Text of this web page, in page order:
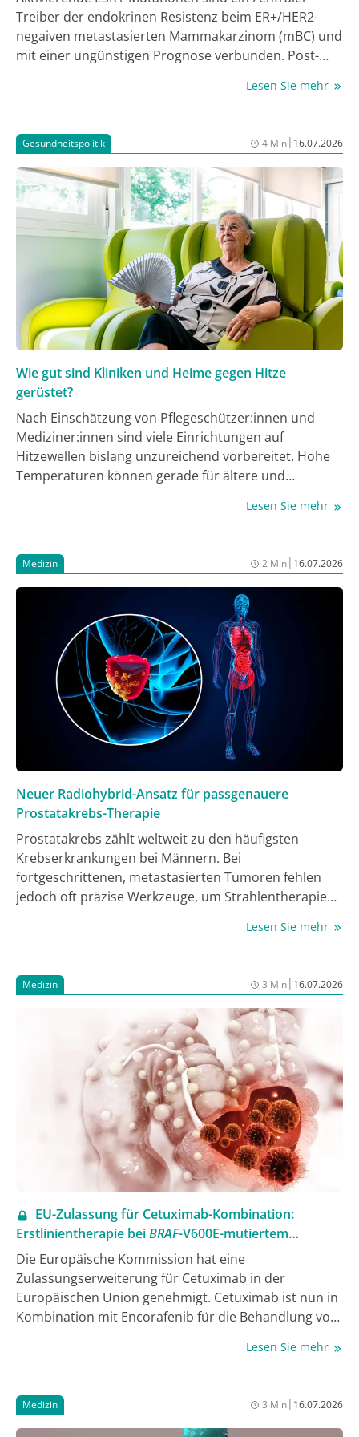
Treiber der endokrinen Resistenz beim ER+/HER2-
negaiven metastasierten Mammakarzinom (mBC) und
mit einer ungünstigen Prognose verbunden. Post-
Real-World-Daten untermauern den klinischen
Mutationen und heben die Bedeutung einer präzisen
Mutationsdiagnostik hervor.
Lesen Sie mehr
Gesundheitspolitik 4 Min| 16.07.2026
Wie gut sind Kliniken und Heime gegen Hitze
gerüstet?
Nach Einschätzung von Pflegeschützer:innen und
Mediziner:innen sind viele Einrichtungen auf
Hitzewellen bislang unzureichend vorbereitet. Hohe
Temperaturen können gerade für ältere und
werden. Bei der Hitzephase im Juni sind nach
Menschen an den Folgen der hohen Temperaturen
gestorben, vor allem ältere. Das ist deutlich mehr als
es in den drei Vorjahren jeweils im ganzen Jahr waren.
Lesen Sie mehr
Medizin 2 Min| 16.07.2026
Neuer Radiohybrid-Ansatz für passgenauere
Prostatakrebs-Therapie
Prostatakrebs zählt weltweit zu den häufigsten
Krebserkrankungen bei Männern. Bei
fortgeschrittenen, metastasierten Tumoren fehlen
jedoch oft präzise Werkzeuge, um Strahlentherapien
Helmholtz-Zentrum Dresden-Rossendorf (HZDR) hat
nun einen neuartigen Diagnoseansatz erprobt, der
zwei bildgebende Verfahren kombiniert und den Weg
zu einer passgenauen Strahlentherapie ebnen
könnte. Die Wilhelm Sander-Stiftung förderte die
Studie mit 166.000 Euro. Die Ergebnisse wurden im
Journal of Medicinal Chemistry veröffentlicht [1].
Lesen Sie mehr
Medizin 3 Min| 16.07.2026
EU-Zulassung für Cetuximab-Kombination:
Erstlinientherapie beiBRAF-V600E-mutiertem
Darmkrebs
Die Europäische Kommission hat eine
Zulassungserweiterung für Cetuximab in der
Europäischen Union genehmigt. Cetuximab ist nun in
Kombination mit Encorafenib für die Behandlung von
Kolorektalkarzinom (mCRC) indiziert – sowohl in der
Patient:innen, die zuvor eine systemische Therapie
erhalten haben.
Lesen Sie mehr
Medizin 3 Min| 16.07.2026